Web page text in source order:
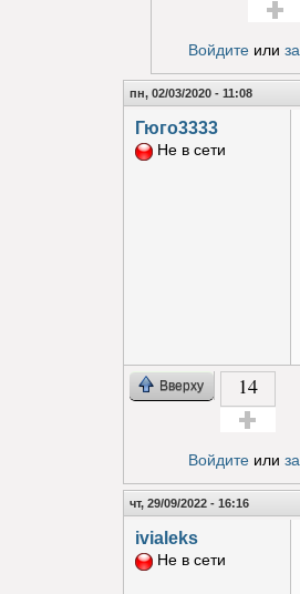
Войдитеили
пн, 02/03/2020 - 11:08
Гюго3333
Не в сети
Вверху 14
Войдитеили
чт, 29/09/2022 - 16:16
ivialeks
Не в сети